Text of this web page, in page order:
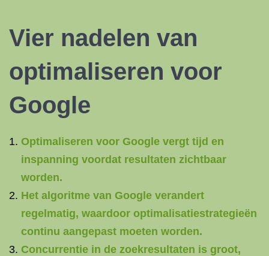
Vier nadelen van
optimaliseren voor
Google
Optimaliseren voor Google vergt tijd en
inspanning voordat resultaten zichtbaar
worden.
Het algoritme van Google verandert
regelmatig, waardoor optimalisatiestrategieën
continu aangepast moeten worden.
Concurrentie in de zoekresultaten is groot,